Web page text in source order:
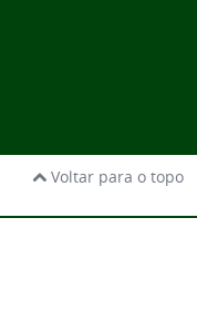
Voltar para o topo